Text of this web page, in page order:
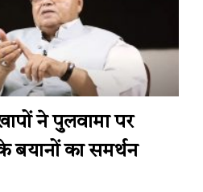
ने पुलवामा पर
बयानों का समर्थन